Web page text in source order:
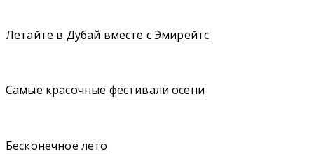
Летайте в Дубай вместе с Эмирейтс
Самые красочные фестивали осени
Бесконечное лето